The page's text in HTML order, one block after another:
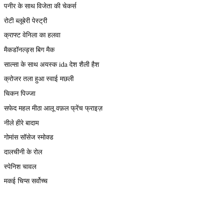
पनीर के साथ विजेता की चेकर्स
रोटी ब्लूबेरी पेस्ट्री
क्राफ्ट वेनिला का हलवा
मैकडॉनल्ड्स बिग मैक
साल्सा के साथ अयस्क ida देश शैली हैश
क्रोजर तला हुआ स्वाई मछली
चिकन पिज्जा
सफेद महल मीठा आलू वफ़ल फ्रेंच फ्राइज़
नीले हीरे बादाम
गोमांस सॉसेज स्मोक्ड
दालचीनी के रोल
स्पेनिश चावल
मकई चिप्स सर्वोच्च